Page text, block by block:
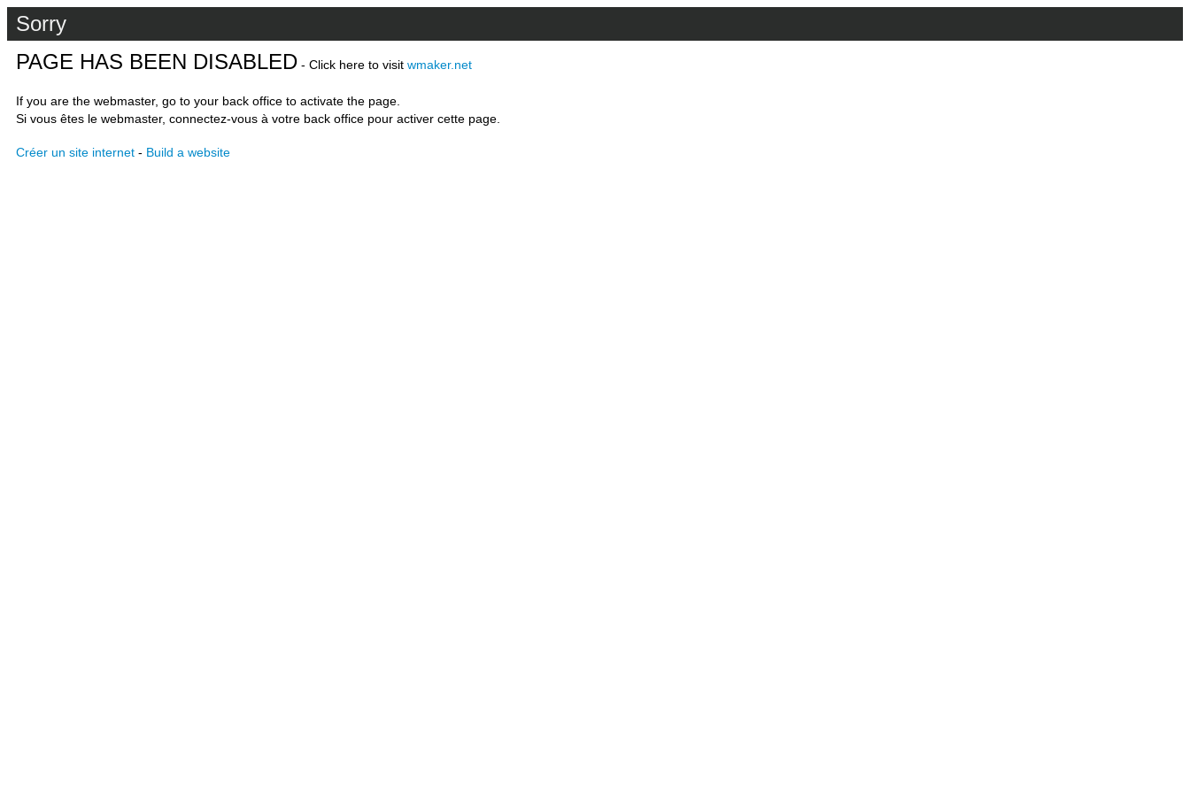
Sorry
PAGE HAS BEEN DISABLED - Click here to visit wmaker.net
If you are the webmaster, go to your back office to activate the page.
Si vous êtes le webmaster, connectez-vous à votre back office pour activer cette page.
Créer un site internet - Build a website